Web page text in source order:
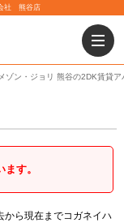
社 熊谷店
メゾン・ジョリ 熊谷の2DK賃貸ア
す。
ら現在までコガネイハ